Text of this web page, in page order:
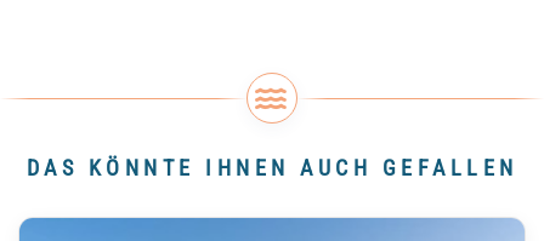
DAS KÖNNTE IHNEN AUCH GEFALLEN